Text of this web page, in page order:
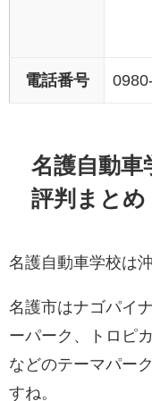
電話番号
名護自動車
評判まとめ
名護自動車学校は
名護市はナゴパイ
ーパーク、トロピ
などのテーマパー
すね。